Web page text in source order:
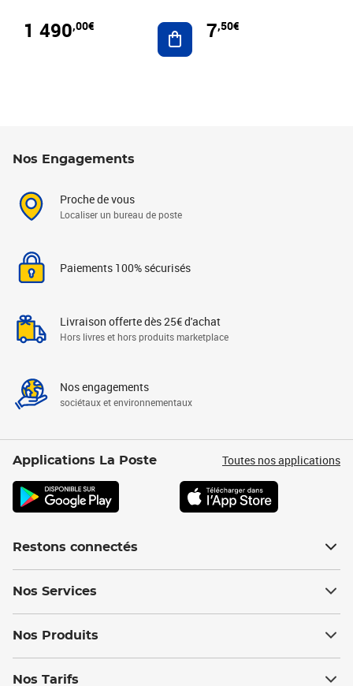
1 490,00€ Ajouter au panier
7,50€
Nos Engagements
Proche de vous
Localiser un bureau de poste
Paiements 100% sécurisés
Livraison offerte dès 25€ d'achat
Hors livres et hors produits marketplace
Nos engagements
sociétaux et environnementaux
Applications La Poste Toutes nos applications
Restons connectés
Nos Services
Nos Produits
Nos Tarifs